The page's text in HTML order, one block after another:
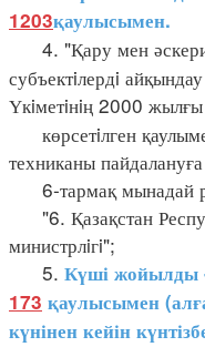
1203қаулысымен.
4. "Қару мен әскери
субъектiлердi
Үкiметiнiң 2000
көрсетiлген
техниканы
6-тармақ мынадай
"6. Қазақстан
министрлiгi";
5. Күші жойылды
173 қаулысымен
күнінен кейін